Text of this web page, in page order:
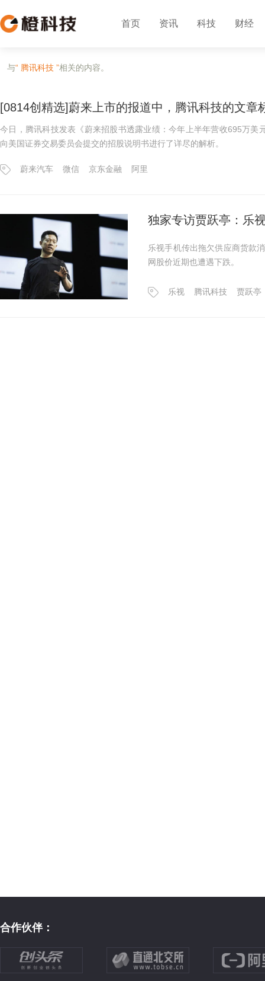
首页 资讯 科技 财经
与“ 腾讯科技 ”相关的内容。
[0814创精选]蔚来上市的报道中，腾讯科技的文章
今日，腾讯科技发表《蔚来招股书透露业绩：今年上半年营收695万美
向美国证券交易委员会提交的招股说明书进行了详尽的解析。
蔚来汽车 微信 京东金融 阿里
独家专访贾跃亭：乐
乐视手机传出拖欠供应商货款
网股价近期也遭遇下跌。
乐视 腾讯科技 贾跃亭
合作伙伴：